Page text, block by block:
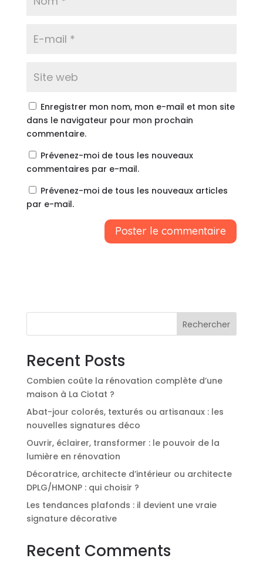
Enregistrer mon nom, mon e-mail et mon site
dans le navigateur pour mon prochain
commentaire.
Prévenez-moi de tous les nouveaux
commentaires par e-mail.
Prévenez-moi de tous les nouveaux articles
par e-mail.
n
i
e
:
Rechercher
Recent Posts
Combien coûte la rénovation complète d’une
maison à La Ciotat ?
Abat-jour colorés, texturés ou artisanaux : les
nouvelles signatures déco
Ouvrir, éclairer, transformer : le pouvoir de la
lumière en rénovation
Décoratrice, architecte d’intérieur ou architecte
DPLG/HMONP : qui choisir ?
Les tendances plafonds : il devient une vraie
signature décorative
Recent Comments